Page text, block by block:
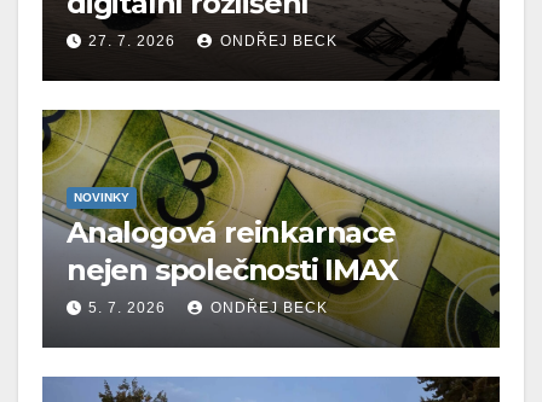
27. 7. 2026 ONDŘEJ BECK
NOVINKY
Analogová reinkarnace
nejen společnosti IMAX
5. 7. 2026 ONDŘEJ BECK